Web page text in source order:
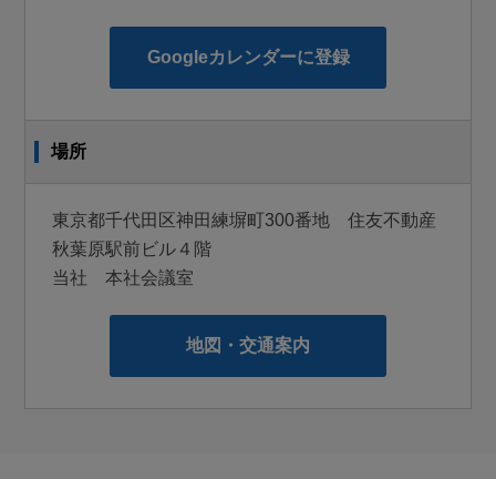
「縦覧書類/PR情報」を順に選択のうえ、ご覧くださ
なお、当日ご出席されない場合は、書面またはインタ
ーネット等により議決権を行使することができますの
で、お手数ながら電子提供措置事項に掲載の株主総会参
考書類をご検討くださいまして、後述のご案内に従っ
て、2024年９月26日（木曜日）の午後５時30分までに
議決権を行使していただきたくお願い申し上げます。
Googleカレンダーに登録
場所
東京都千代田区神田練塀町300番地 住友不動産
秋葉原駅前ビル４階
当社 本社会議室
地図・交通案内